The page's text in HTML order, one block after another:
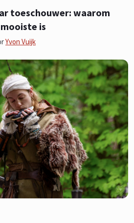
toeschouwer: waarom
is
Yvon Vuijk